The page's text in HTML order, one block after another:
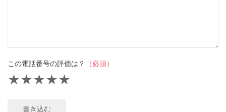
この電話番号の評価は？ （必須）
★
★
★
★
★
書き込む